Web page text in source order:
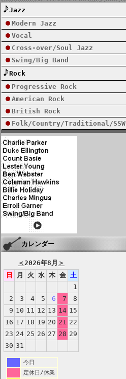
Jazz
Modern Jazz
Vocal
Cross-over/Soul Jazz
Swing/Big Band
Rock
Progressive Rock
American Rock
British Rock
Folk/Country/Traditional/SSW
カレンダー
＜2026年8月 ＞
日
月 火 水 木 金 土
1
2
3 4 5 6 7
8
9 10 11 12 13 14 15
16 17 18 19 20 21 22
23 24 25 26 27 28 29
30 31
今日
定休日/休業